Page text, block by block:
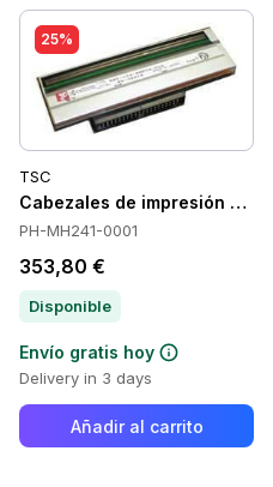
PH-MX241P-0003
25%
TSC
Cabezales de impresión TSC
PH-MH241-0001
353,80 €
Disponible
Envío gratis hoy
Delivery in 3 days
Añadir al carrito